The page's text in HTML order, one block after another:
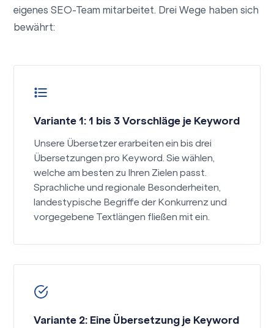
eigenes SEO-Team mitarbeitet. Drei Wege haben sich
bewährt:
Variante 1: 1 bis 3 Vorschläge je Keyword
Unsere Übersetzer erarbeiten ein bis drei
Übersetzungen pro Keyword. Sie wählen,
welche am besten zu Ihren Zielen passt.
Sprachliche und regionale Besonderheiten,
landestypische Begriffe der Konkurrenz und
vorgegebene Textlängen fließen mit ein.
Variante 2: Eine Übersetzung je Keyword